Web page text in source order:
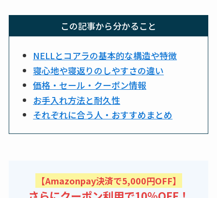
この記事から分かること
NELLとコアラの基本的な構造や特徴
寝心地や寝返りのしやすさの違い
価格・セール・クーポン情報
お手入れ方法と耐久性
それぞれに合う人・おすすめまとめ
【Amazonpay決済で5,000円OFF】